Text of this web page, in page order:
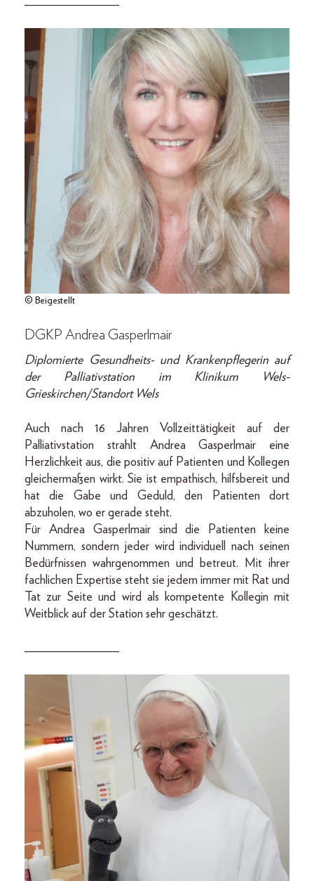
© Beigestellt
DGKP Andrea Gasperlmair
Diplomierte Gesundheits- und Krankenpflegerin auf
der Palliativstation im Klinikum Wels-
Grieskirchen/Standort Wels
Auch nach 16 Jahren Vollzeittätigkeit auf der
Palliativstation strahlt Andrea Gasperlmair eine
Herzlichkeit aus, die positiv auf Patienten und Kollegen
gleichermaßen wirkt. Sie ist empathisch, hilfsbereit und
hat die Gabe und Geduld, den Patienten dort
abzuholen, wo er gerade steht.
Für Andrea Gasperlmair sind die Patienten keine
Nummern, sondern jeder wird individuell nach seinen
Bedürfnissen wahrgenommen und betreut. Mit ihrer
fachlichen Expertise steht sie jedem immer mit Rat und
Tat zur Seite und wird als kompetente Kollegin mit
Weitblick auf der Station sehr geschätzt.
_______________